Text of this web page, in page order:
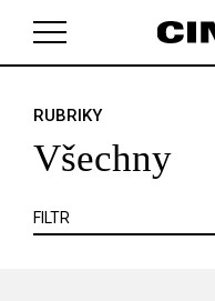
RUBRIKY
Všechny
FILTR
KRITIKA MIMO KINO